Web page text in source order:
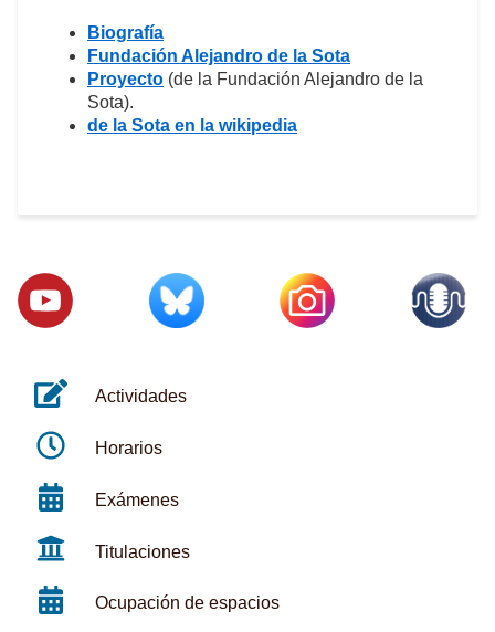
Biografía
Fundación Alejandro de la Sota
Proyecto (de la Fundación Alejandro de la
Sota).
de la Sota en la wikipedia
Actividades
Horarios
Exámenes
Titulaciones
Ocupación de espacios